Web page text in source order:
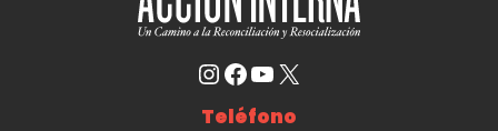
Instagram Facebook YouTube X
Teléfono